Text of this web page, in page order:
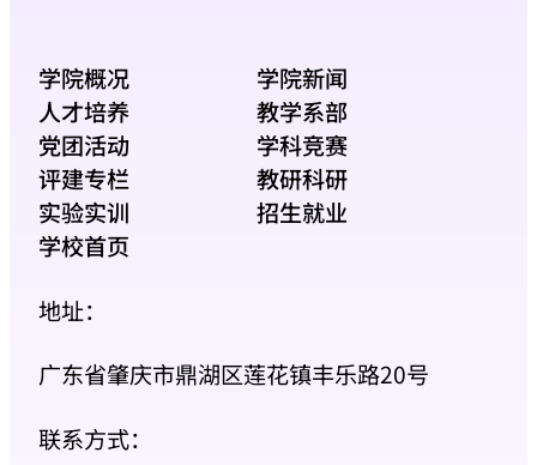
地址：
广东省肇庆市鼎湖区莲花镇丰乐路20号
联系方式：
学院概况
学院新闻
人才培养
教学系部
党团活动
学科竞赛
评建专栏
教研科研
实验实训
招生就业
学校首页